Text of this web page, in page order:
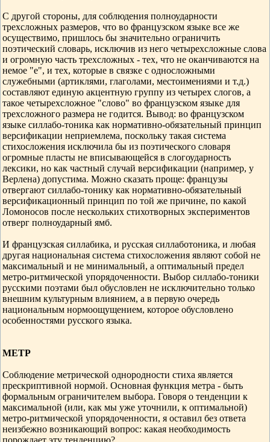
С другой стороны, для соблюдения полноударности
трехсложных размеров, что во французском языке все же
осуществимо, пришлось бы значительно ограничить
поэтический словарь, исключив из него четырехсложные слова
и огромную часть трехсложных - тех, что не оканчиваются на
немое "е", и тех, которые в связке с односложными
служебными (артиклями, глаголами, местоимениями и т.д.)
составляют единую акцентную группу из четырех слогов, а
такое четырехсложное "слово" во французском языке для
трехсложного размера не годится. Вывод: во французском
языке силлабо-тоника как нормативно-обязательный принцип
версификации неприемлема, поскольку такая система
стихосложения исключила бы из поэтического словаря
огромные пласты не вписывающейся в слогоударность
лексики, но как частный случай версификации (например, у
Верлена) допустима. Можно сказать проще: французы
отвергают силлабо-тонику как нормативно-обязательный
версификационный принцип по той же причине, по какой
Ломоносов после нескольких стихотворных экспериментов
отверг полноударный ямб.
И французская силлабика, и русская силлаботоника, и любая
другая национальная система стихосложения являют собой не
максимальный и не минимальный, а оптимальный предел
метро-ритмической упорядоченности. Выбор силлабо-тоники
русскими поэтами был обусловлен не исключительно только
внешним культурным влиянием, а в первую очередь
национальным нормоощущением, которое обусловлено
особенностями русского языка.
МЕТР
Соблюдение метрической однородности стиха является
прескриптивной нормой. Основная функция метра - быть
формальным ограничителем выбора. Говоря о тенденции к
максимальной (или, как мы уже уточнили, к оптимальной)
метро-ритмической упорядоченности, я оставил без ответа
неизбежно возникающий вопрос: какая необходимость
порождает эту тенденцию?